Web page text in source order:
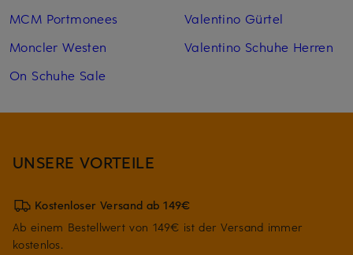
MCM Portmonees
Moncler Westen
On Schuhe Sale
Valentino Gürtel
Valentino Schuhe Herren
UNSERE VORTEILE
Kostenloser Versand ab 149€
Ab einem Bestellwert von 149€ ist der Versand immer
kostenlos.